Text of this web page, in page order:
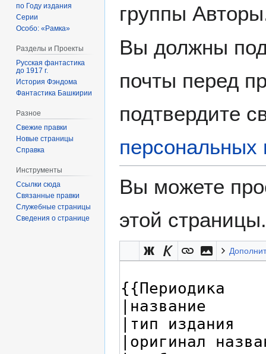
группы
Вы должны
почты перед
подтвердите
персональных
Вы можете
этой страницы.
по Году издания
Серии
Особо: «Рамка»
Разделы и Проекты
Русская фантастика
до 1917 г.
История Фэндома
Фантастика Башкирии
Разное
Свежие правки
Новые страницы
Справка
Инструменты
Ссылки сюда
Связанные правки
Служебные страницы
Сведения о странице